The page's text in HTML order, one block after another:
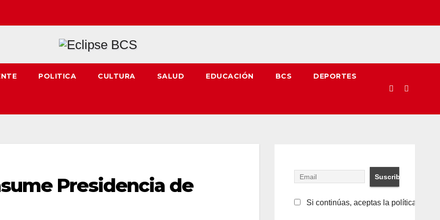
POLITICA CULTURA SALUD EDUCACIÓN BCS DEPORTES
Presidencia de
Si continúas, aceptas la política de